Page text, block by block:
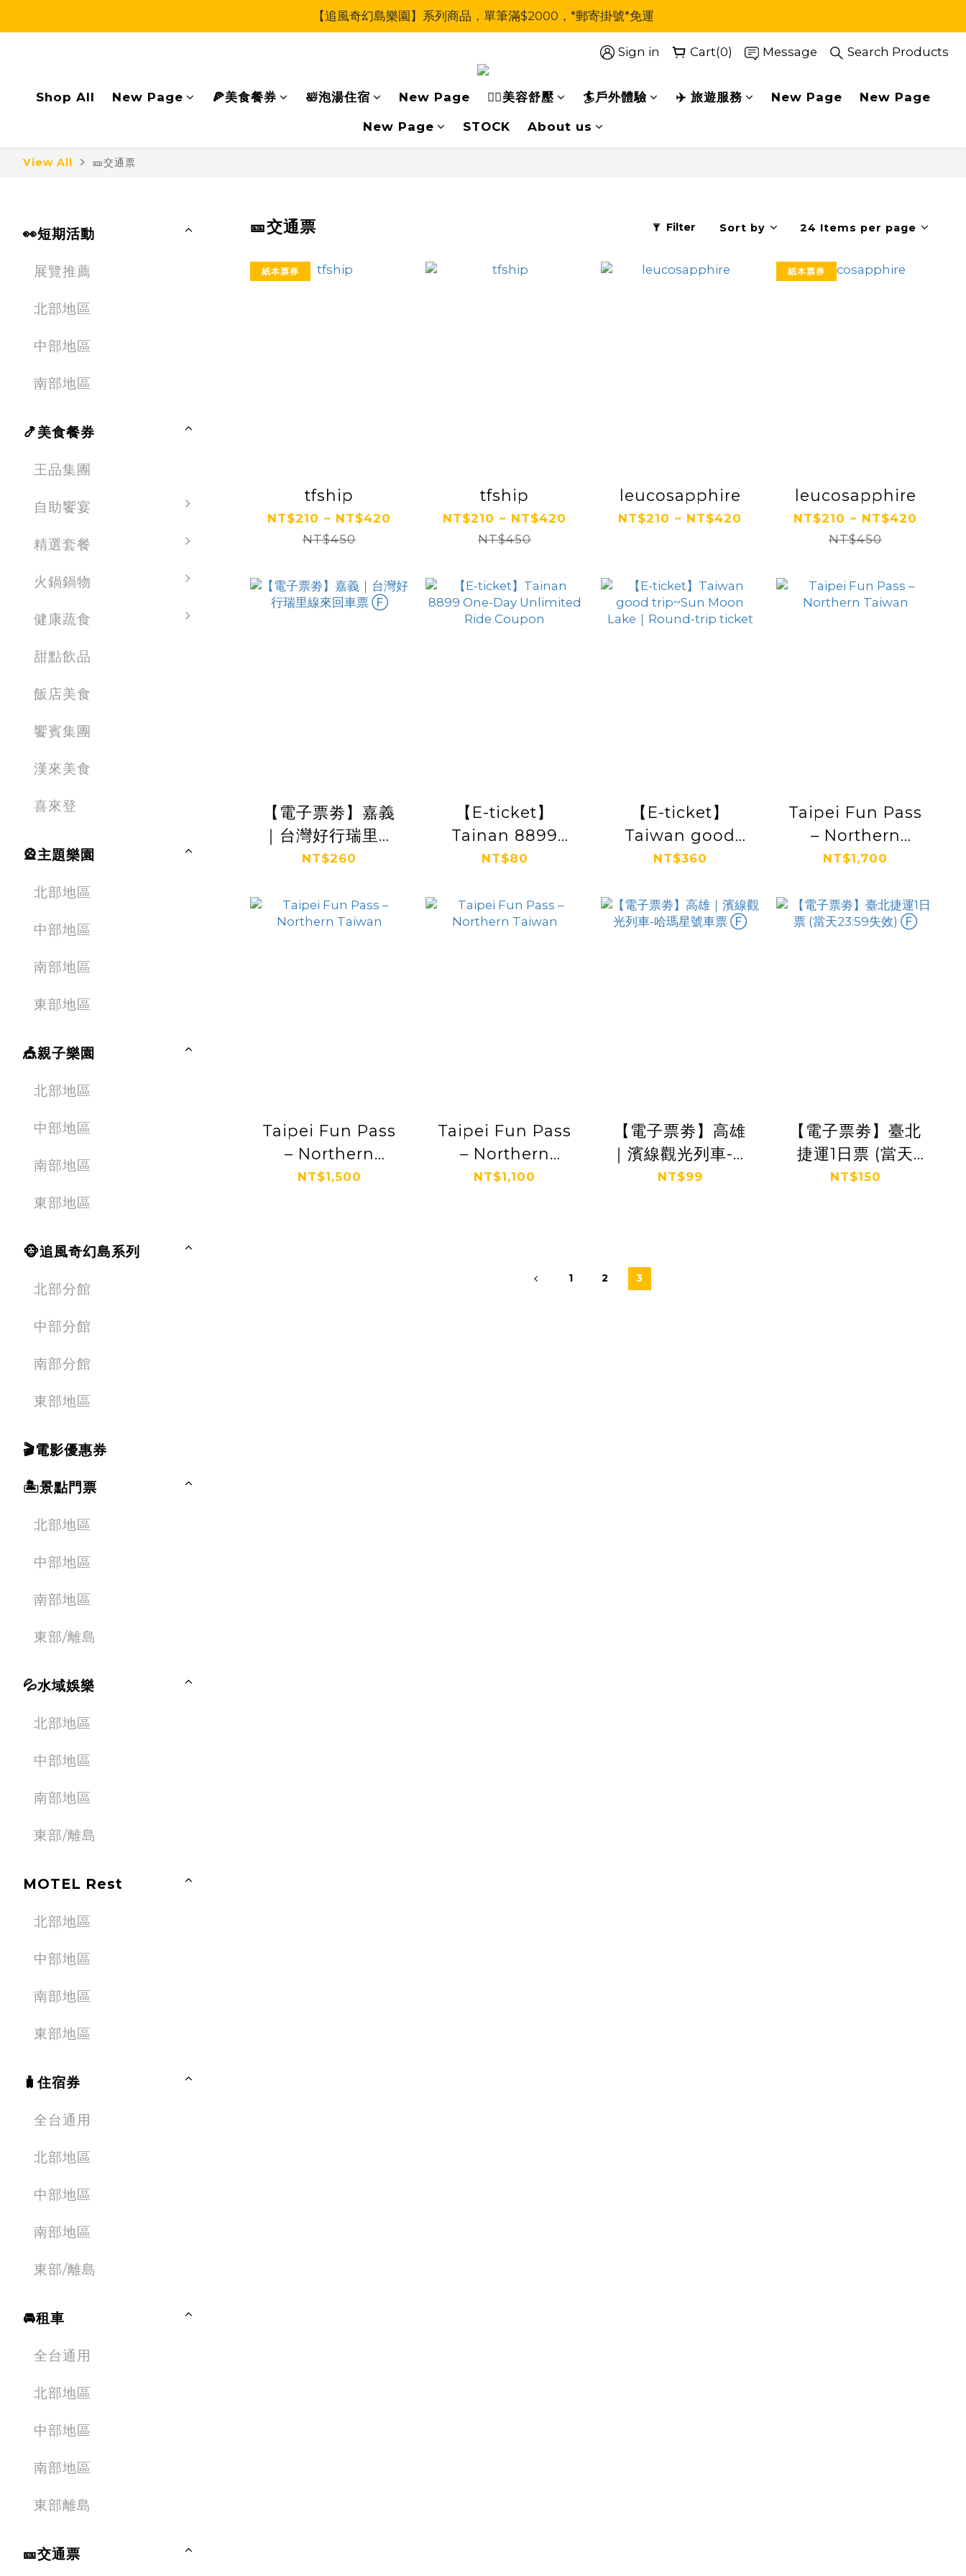
【追風奇幻島樂園】系列商品，單筆滿$2000，*郵寄掛號*免運
Sign in Cart(0) Message Search Products
Shop All New Page 🍕美食餐券 🛀泡湯住宿 New Page 🧖‍♀美容舒壓 🏄戶外體驗 ✈️ 旅遊服務 New Page New Page
New Page STOCK About us
View All 🎫交通票
👀短期活動
展覽推薦
北部地區
中部地區
南部地區
🍤美食餐券
王品集團
自助饗宴
精選套餐
火鍋鍋物
健康蔬食
甜點飲品
飯店美食
饗賓集團
漢來美食
喜來登
🎡主題樂園
北部地區
中部地區
南部地區
東部地區
🎪親子樂園
北部地區
中部地區
南部地區
東部地區
🐵追風奇幻島系列
北部分館
中部分館
南部分館
東部地區
🎬電影優惠券
🏝️景點門票
北部地區
中部地區
南部地區
東部/離島
💦水域娛樂
北部地區
中部地區
南部地區
東部/離島
MOTEL Rest
北部地區
中部地區
南部地區
東部地區
🧳住宿券
全台通用
北部地區
中部地區
南部地區
東部/離島
🚘租車
全台通用
北部地區
中部地區
南部地區
東部離島
🎫交通票
🎫交通票 Filter Sort by 24 Items per page
紙本票券
tfship
NT$210 ~ NT$420
NT$450
tfship
NT$210 ~ NT$420
NT$450
leucosapphire
NT$210 ~ NT$420
紙本票券
leucosapphire
NT$210 ~ NT$420
NT$450
【電子票劵】嘉義
｜台灣好行瑞里線
來回車票 Ⓕ
NT$260
【E-ticket】
Tainan 8899
One-Day
Coupon
NT$80
【E-ticket】
Taiwan good
trip~Sun Moon
trip ticket
NT$360
Taipei Fun Pass
– Northern
Taiwan
NT$1,700
Taipei Fun Pass
– Northern
Taiwan
NT$1,500
Taipei Fun Pass
– Northern
Taiwan
NT$1,100
【電子票劵】高雄
｜濱線觀光列車-哈
瑪星號車票 Ⓕ
NT$99
【電子票劵】臺北
捷運1日票 (當天
23:59失效) Ⓕ
NT$150
1 2 3